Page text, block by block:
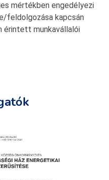
mértékben engedélyezi
feldolgozása kapcsán
érintett munkavállalói